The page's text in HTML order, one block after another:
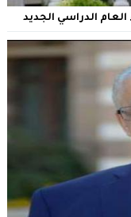
الدراسي الجديد